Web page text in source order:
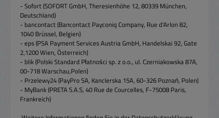
- Sofort (SOFORT GmbH, Theresienhöhe 12, 80339 München,
Deutschland)
- bancontact (Bancontact Payconiq Company, Rue d'Arlon 82,
1040 Brüssel, Belgien)
- eps (PSA Payment Services Austria GmbH, Handelskai 92, Gate
2,1200 Wien, Österreich)
- blik (Polski Standard Płatności sp. z o.o., ul. Czerniakowska 87A,
00-718 Warschau,Polen)
- Przelewy24 (PayPro SA, Kanclerska 15A, 60-326 Poznań, Polen)
- MyBank (PRETA S.A.S, 40 Rue de Courcelles, F-75008 Paris,
Frankreich)